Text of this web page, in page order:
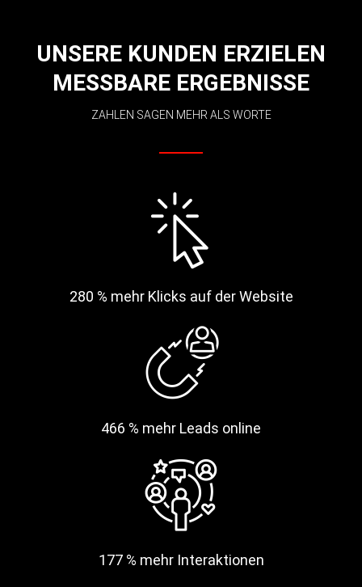
UNSERE KUNDEN ERZIELEN
MESSBARE ERGEBNISSE
ZAHLEN SAGEN MEHR ALS WORTE
280 % mehr Klicks auf der Website
466 % mehr Leads online
177 % mehr Interaktionen